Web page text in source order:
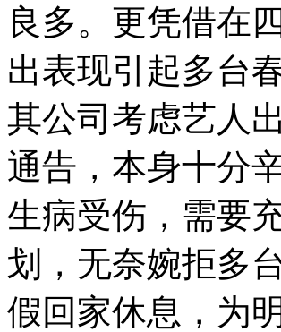
良多。更凭借在
出表现引起多台
其公司考虑艺人
通告，本身十分
生病受伤，需要
划，无奈婉拒多
假回家休息，为